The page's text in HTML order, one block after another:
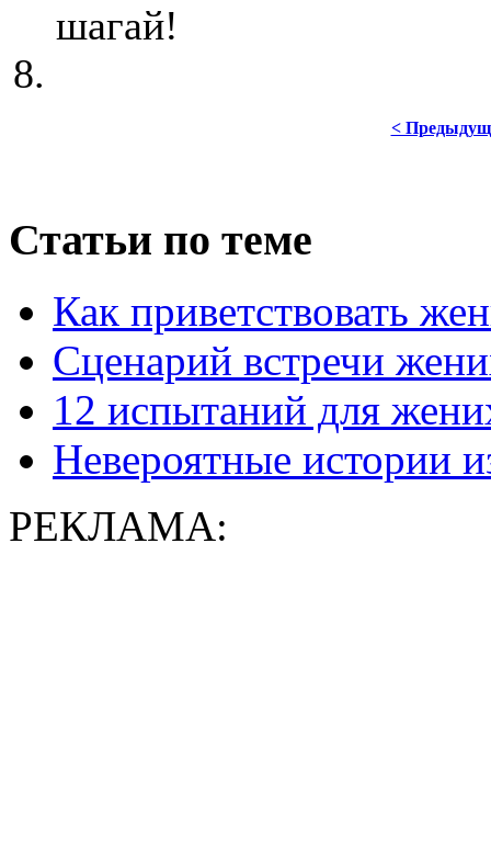
шагай!
<
Статьи по теме
Как приветствовать
Сценарий встречи
12 испытаний для
Невероятные истории
РЕКЛАМА: